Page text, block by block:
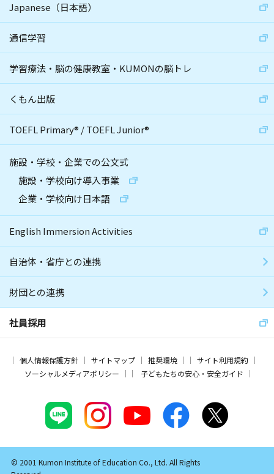
Japanese（日本語）
通信学習
学習療法・脳の健康教室・KUMONの脳トレ
くもん出版
TOEFL Primary® /TOEFL Junior®
施設・学校・企業での公文式
施設・学校向け導入事業
企業・学校向け日本語
English Immersion Activities
自治体・省庁との連携
財団との連携
社員採用
個人情報保護方針 サイトマップ 推奨環境
サイト利用規約
ソーシャルメディアポリシー
子どもたちの安心・安全ガイド
© 2001 Kumon Institute of Education Co., Ltd. All Rights